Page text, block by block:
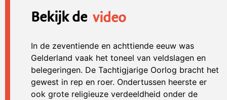
Bekijk de video
In de zeventiende en achttiende eeuw was
Gelderland vaak het toneel van veldslagen en
belegeringen. De Tachtigjarige Oorlog bracht het
gewest in rep en roer. Ondertussen heerste er
ook grote religieuze verdeeldheid onder de